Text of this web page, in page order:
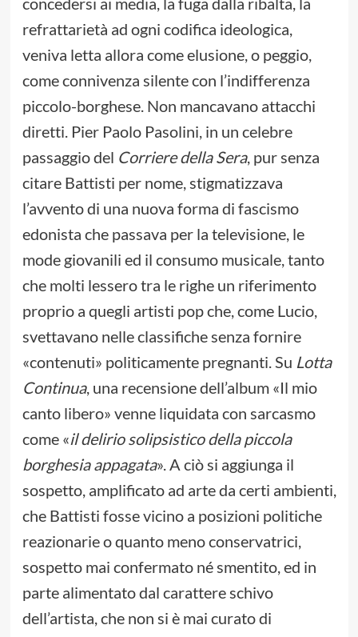
refrattarietà ad ogni codifica ideologica,
veniva letta allora come elusione, o peggio,
come connivenza silente con l’indifferenza
piccolo-borghese. Non mancavano attacchi
diretti. Pier Paolo Pasolini, in un celebre
passaggio del Corriere della Sera, pur senza
citare Battisti per nome, stigmatizzava
l’avvento di una nuova forma di fascismo
edonista che passava per la televisione, le
mode giovanili ed il consumo musicale, tanto
che molti lessero tra le righe un riferimento
proprio a quegli artisti pop che, come Lucio,
svettavano nelle classifiche senza fornire
«contenuti» politicamente pregnanti. Su Lotta
Continua, una recensione dell’album «Il mio
canto libero» venne liquidata con sarcasmo
come «il delirio solipsistico della piccola
borghesia appagata». A ciò si aggiunga il
sospetto, amplificato ad arte da certi ambienti,
che Battisti fosse vicino a posizioni politiche
reazionarie o quanto meno conservatrici,
sospetto mai confermato né smentito, ed in
parte alimentato dal carattere schivo
dell’artista, che non si è mai curato di